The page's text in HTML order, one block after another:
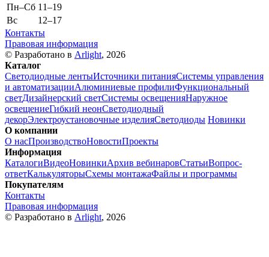
Пн–Cб 11–19
Вс
12–17
Контакты
Правовая информация
© Разработано в Arlight, 2026
Каталог
Светодиодные лентыИсточники питанияСистемы управления
и автоматизацииАлюминиевые профилиФункциональный
светДизайнерский светСистемы освещенияНаружное
освещениеГибкий неонСветодиодный
декорЭлектроустановочные изделияСветодиоды Новинки
О компании
О насПроизводствоНовостиПроекты
Информация
КаталогиВидеоНовинкиАрхив вебинаровСтатьиВопрос-
ответКалькуляторыСхемы монтажаФайлы и программы
Покупателям
Контакты
Правовая информация
© Разработано в Arlight, 2026